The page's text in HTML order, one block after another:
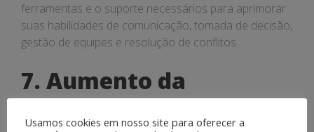
ferramentas e o suporte necessários para aprimorar
suas habilidades de comunicação, tomada de decisão,
gestão de equipes e resolução de conflitos.
7. Aumento da
Autoconfiança e
Usamos cookies em nosso site para oferecer a